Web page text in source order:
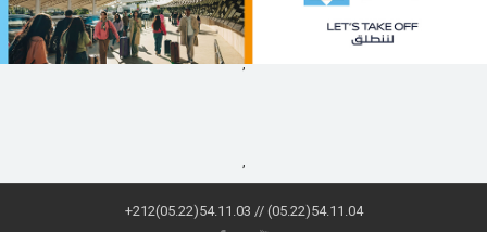
,
,
+212(05.22)54.11.03 // (05.22)54.11.04